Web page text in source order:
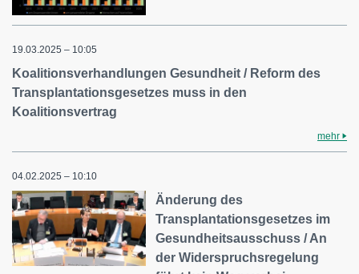
19.03.2025 – 10:05
Koalitionsverhandlungen Gesundheit / Reform des
Transplantationsgesetzes muss in den
Koalitionsvertrag
mehr
04.02.2025 – 10:10
Änderung des
Transplantationsgesetzes im
Gesundheitsausschuss / An
der Widerspruchsregelung